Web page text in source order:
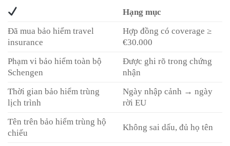
Hạng mục
Đã mua bảo hiểm travel
insurance
Hợp đồng có coverage ≥
€30.000
Phạm vi bảo hiểm toàn bộ
Schengen
Được ghi rõ trong chứng
nhận
Thời gian bảo hiểm trùng
lịch trình
Ngày nhập cảnh → ngày
rời EU
Tên trên bảo hiểm trùng hộ
chiếu
Không sai dấu, đủ họ tên